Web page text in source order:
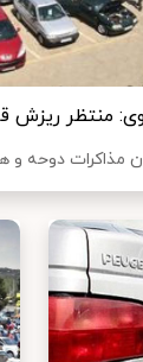
منتظر ریزش
مذاکرات دوحه و